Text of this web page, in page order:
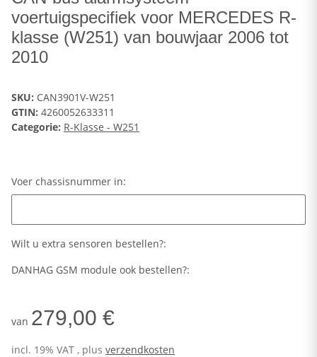
voertuigspecifiek voor MERCEDES R-
klasse (W251) van bouwjaar 2006 tot
2010
SKU: CAN3901V-W251
GTIN: 4260052633311
Categorie: R-Klasse - W251
Voer chassisnummer in:
Wilt u extra sensoren bestellen?:
DANHAG GSM module ook bestellen?:
van 279,00 €
incl. 19% VAT , plus verzendkosten